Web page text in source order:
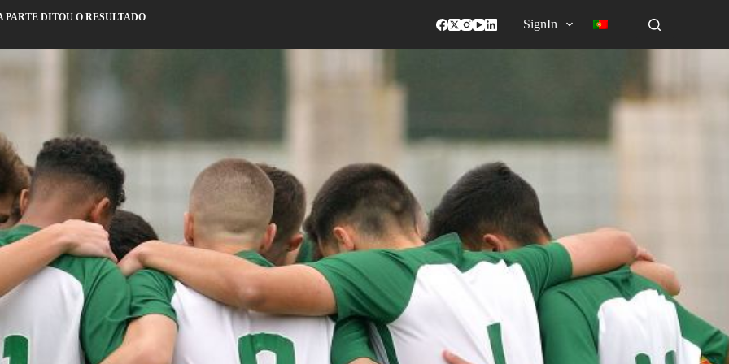
PARTE DITOU O RESULTADO
SignIn